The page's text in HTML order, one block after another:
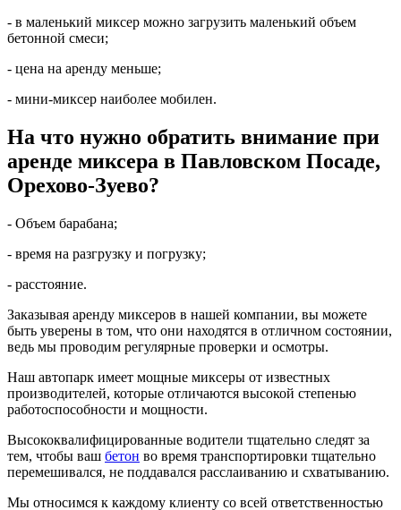
- в маленький миксер можно загрузить маленький объем
бетонной смеси;
- цена на аренду меньше;
- мини-миксер наиболее мобилен.
На что нужно обратить внимание при
аренде миксера в Павловском Посаде,
Орехово-Зуево?
- Объем барабана;
- время на разгрузку и погрузку;
- расстояние.
Заказывая аренду миксеров в нашей компании, вы можете
быть уверены в том, что они находятся в отличном состоянии,
ведь мы проводим регулярные проверки и осмотры.
Наш автопарк имеет мощные миксеры от известных
производителей, которые отличаются высокой степенью
работоспособности и мощности.
Высококвалифицированные водители тщательно следят за
тем, чтобы ваш бетон во время транспортировки тщательно
перемешивался, не поддавался расслаиванию и схватыванию.
Мы относимся к каждому клиенту со всей ответственностью